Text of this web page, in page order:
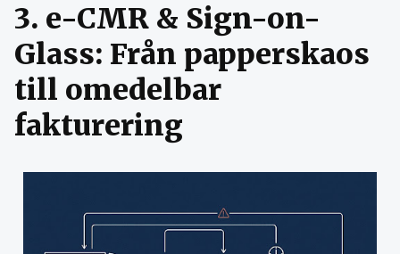
3. e-CMR & Sign-on-
Glass: Från papperskaos
till omedelbar
fakturering